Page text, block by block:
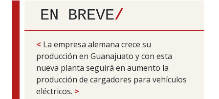
EN BREVE/
< La empresa alemana crece su
producción en Guanajuato y con esta
nueva planta seguirá en aumento la
producción de cargadores para vehículos
eléctricos. >